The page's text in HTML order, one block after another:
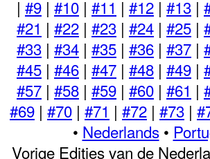
| #9 | #10 | #11 | #12 | #13 |
#21 | #22 | #23 | #24 | #25 |
#33 | #34 | #35 | #36 | #37 |
#45 | #46 | #47 | #48 | #49 |
#57 | #58 | #59 | #60 | #61 |
#69 | #70 | #71 | #72 | #73 |
• Nederlands•
Vorige Edities van de